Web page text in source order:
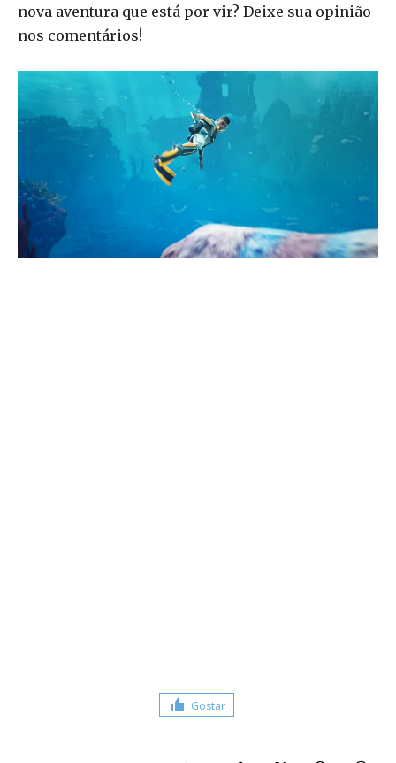
nova aventura que está por vir? Deixe sua opinião
nos comentários!
Gostar